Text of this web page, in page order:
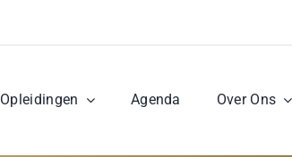
Opleidingen Agenda Over Ons